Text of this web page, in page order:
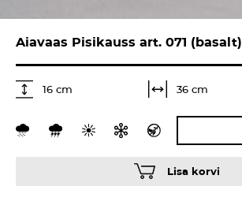
Aiavaas Pisikauss art. 071 (basalt)
16 cm 36 cm
Lisa korvi